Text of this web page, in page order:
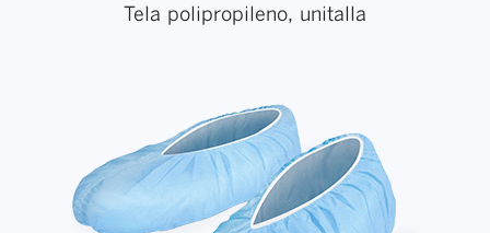
Tela polipropileno, unitalla